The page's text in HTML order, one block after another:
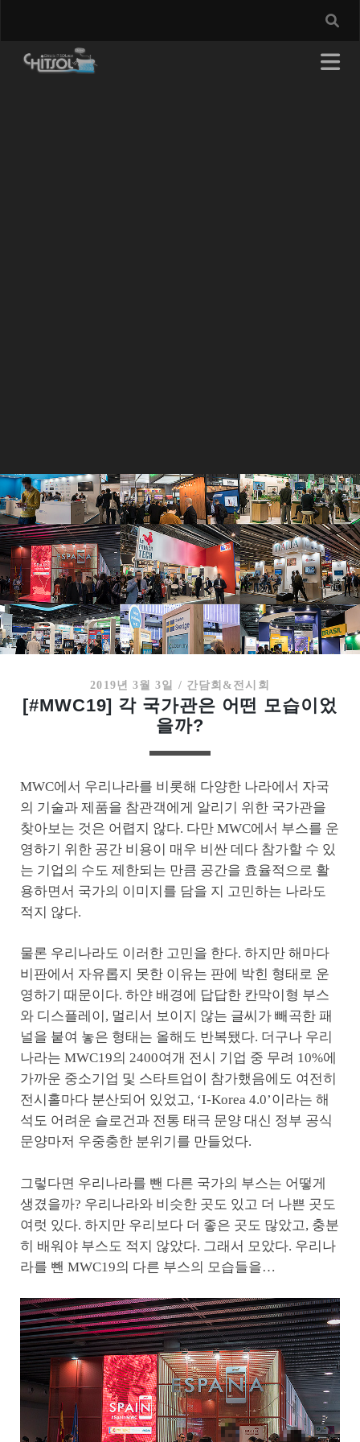
2019년 3월 3일 / 간담회&전시회
[#MWC19] 각 국가관은 어떤 모습이었
을까?
MWC에서 우리나라를 비롯해 다양한 나라에서 자국
의 기술과 제품을 참관객에게 알리기 위한 국가관을
찾아보는 것은 어렵지 않다. 다만 MWC에서 부스를 운
영하기 위한 공간 비용이 매우 비싼 데다 참가할 수 있
는 기업의 수도 제한되는 만큼 공간을 효율적으로 활
용하면서 국가의 이미지를 담을 지 고민하는 나라도
적지 않다.
물론 우리나라도 이러한 고민을 한다. 하지만 해마다
비판에서 자유롭지 못한 이유는 판에 박힌 형태로 운
영하기 때문이다. 하얀 배경에 답답한 칸막이형 부스
와 디스플레이, 멀리서 보이지 않는 글씨가 빼곡한 패
널을 붙여 놓은 형태는 올해도 반복됐다. 더구나 우리
나라는 MWC19의 2400여개 전시 기업 중 무려 10%에
가까운 중소기업 및 스타트업이 참가했음에도 여전히
전시홀마다 분산되어 있었고, ‘I-Korea 4.0’이라는 해
석도 어려운 슬로건과 전통 태극 문양 대신 정부 공식
문양마저 우중충한 분위기를 만들었다.
그렇다면 우리나라를 뺀 다른 국가의 부스는 어떻게
생겼을까? 우리나라와 비슷한 곳도 있고 더 나쁜 곳도
여럿 있다. 하지만 우리보다 더 좋은 곳도 많았고, 충분
히 배워야 부스도 적지 않았다. 그래서 모았다. 우리나
라를 뺀 MWC19의 다른 부스의 모습들을…